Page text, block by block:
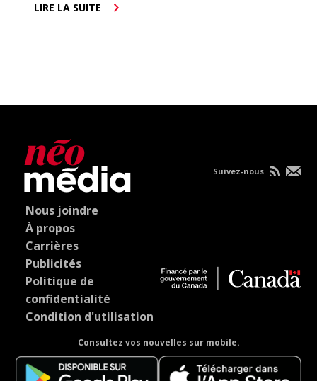
LIRE LA SUITE
Nous joindre
À propos
Carrières
Publicités
Politique de
confidentialité
Condition d'utilisation
Consultez vos nouvelles sur mobile.
Suivez-nous